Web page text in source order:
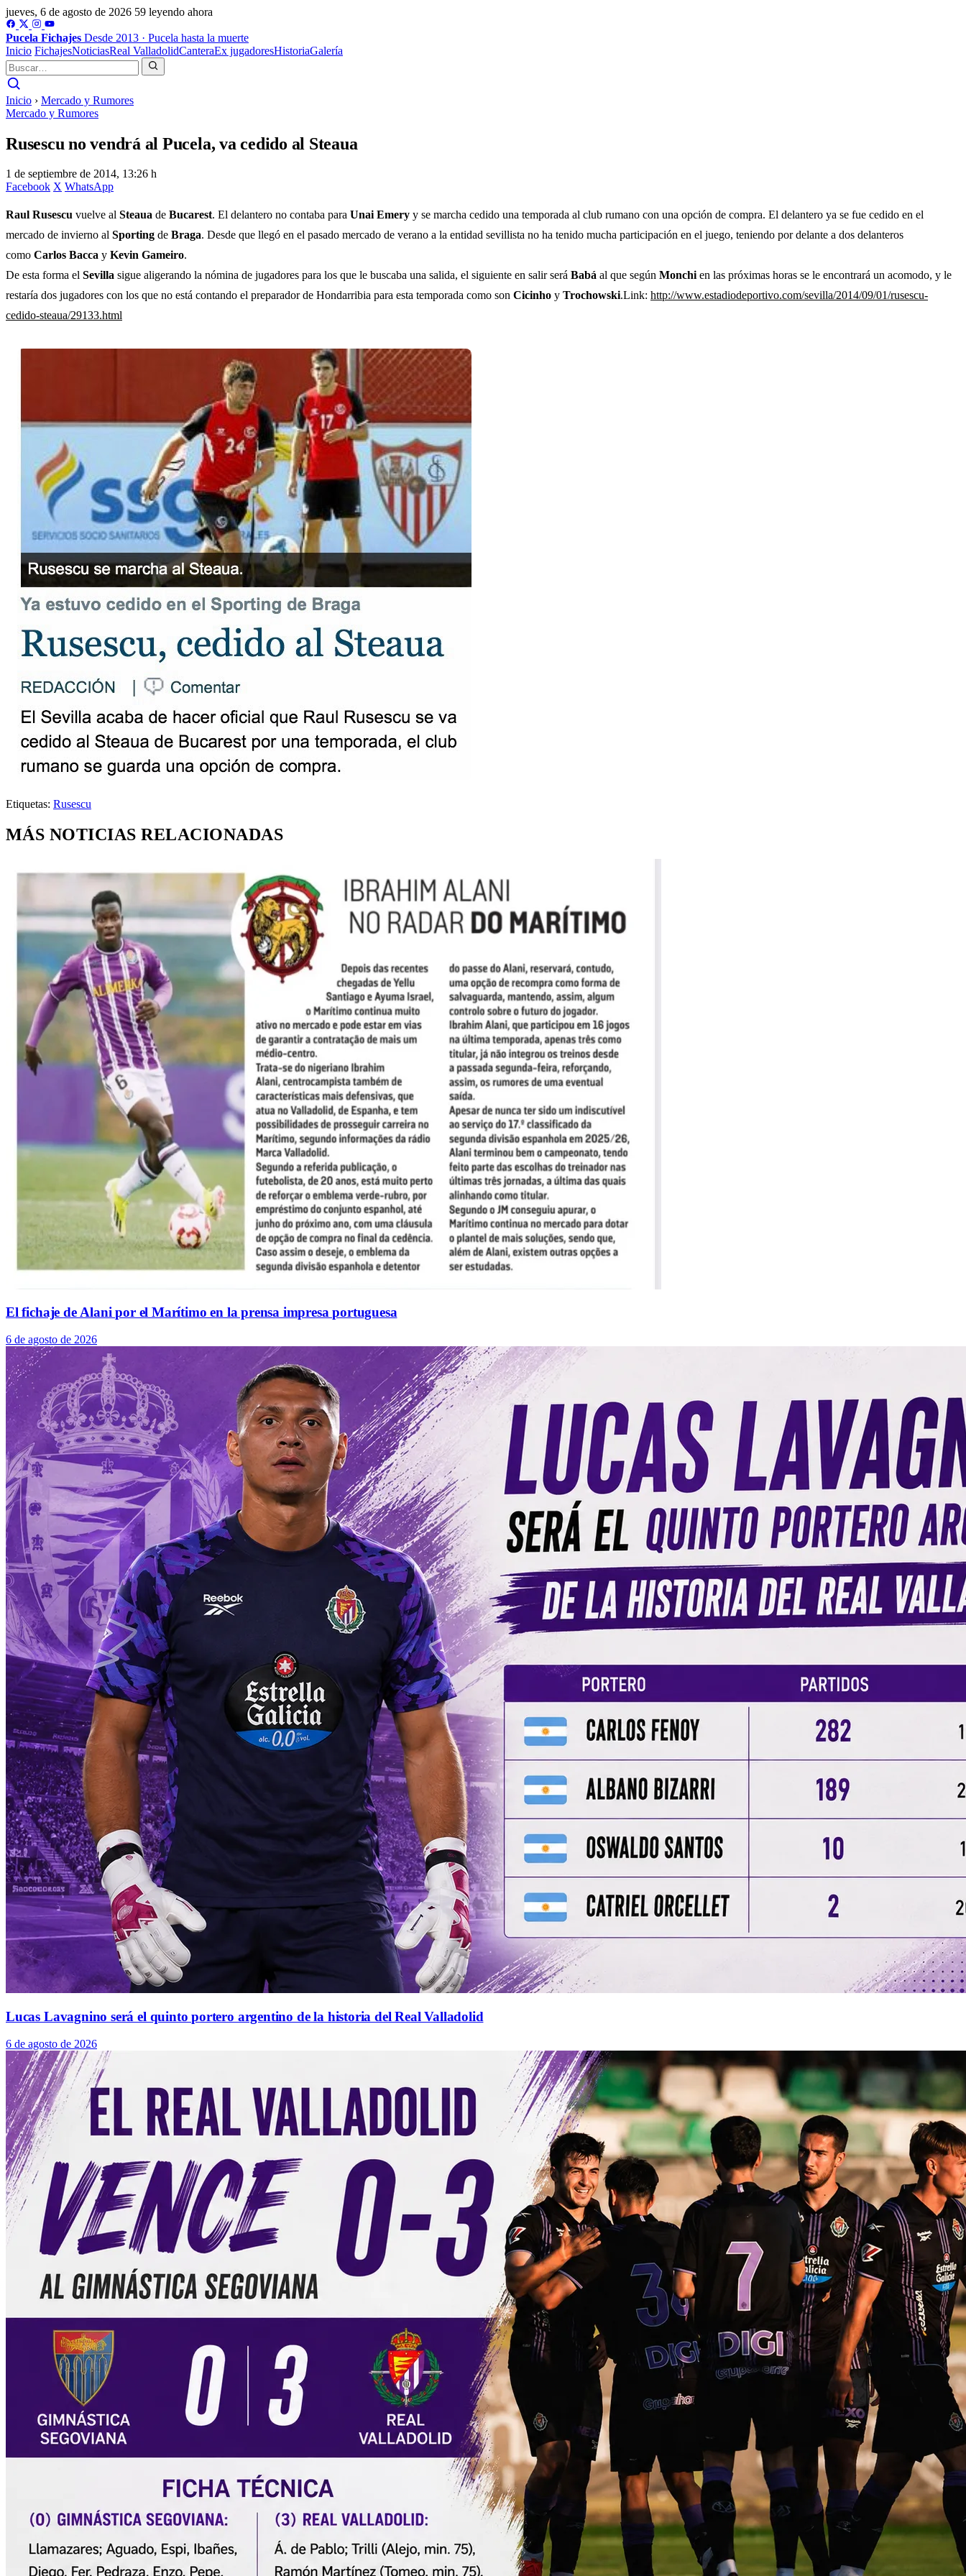
jueves, 6 de agosto de 2026 59 leyendo ahora
Pucela Fichajes Desde 2013 · Pucela hasta la muerte
Inicio FichajesNoticiasReal ValladolidCanteraEx jugadoresHistoriaGalería
Inicio › Mercado y Rumores
Mercado y Rumores
Rusescu no vendrá al Pucela, va cedido al Steaua
1 de septiembre de 2014, 13:26 h
Facebook X WhatsApp
Raul Rusescu vuelve al Steaua de Bucarest. El delantero no contaba para Unai Emery y se marcha cedido una temporada al club rumano con una opción de compra. El delantero ya se fue cedido en el
mercado de invierno al Sporting de Braga. Desde que llegó en el pasado mercado de verano a la entidad sevillista no ha tenido mucha participación en el juego, teniendo por delante a dos delanteros
como Carlos Bacca y Kevin Gameiro.
De esta forma el Sevilla sigue aligerando la nómina de jugadores para los que le buscaba una salida, el siguiente en salir será Babá al que según Monchi en las próximas horas se le encontrará un acomodo, y le
restaría dos jugadores con los que no está contando el preparador de Hondarribia para esta temporada como son Cicinho y Trochowski.Link: http://www.estadiodeportivo.com/sevilla/2014/09/01/rusescu-
cedido-steaua/29133.html
Etiquetas: Rusescu
MÁS NOTICIAS RELACIONADAS
El fichaje de Alani por el Marítimo en la prensa impresa portuguesa
6 de agosto de 2026
Lucas Lavagnino será el quinto portero argentino de la historia del Real Valladolid
6 de agosto de 2026